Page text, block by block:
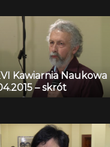
Oceanograficznych
Kawiarnia Naukowa
– skrót